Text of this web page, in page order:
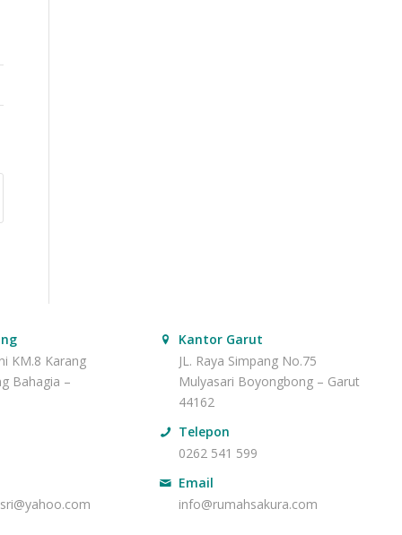
KM.8 Karang
Bahagia –
Kantor Garut
JL. Raya Simpang No.75
Mulyasari Boyongbong – Garut
44162
Telepon
0262 541 599
Email
info@rumahsakura.com